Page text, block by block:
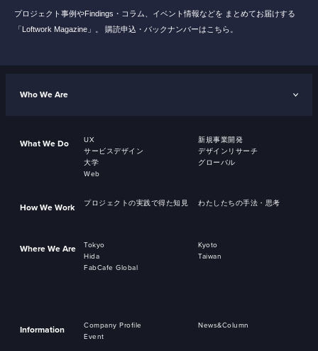
プロジェクト事例やFindings・コラム、イベント情報などを まとめてお届けする
「Loftwork Magazine」。
購読申込・バックナンバーはこちら。
Who We Are
What We Do UX
新規事業開発
サービスデザイン
デザインリサーチ
大学
グローバル
Web
How We Work プロジェクトの実践で得た知見 わたしたちの手法・思考
Where We Are Tokyo
Kyoto
Hida
Taiwan
FabCafe Global
Information Company Profile
News&Column
Event